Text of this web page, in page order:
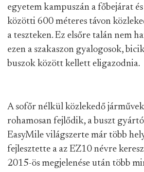
egyetem kampuszán a főbejárat
közötti 600 méteres távon
a teszteken. Ez elsőre talán nem
ezen a szakaszon gyalogosok,
buszok között kellett eligazodnia.
A sofőr nélkül közlekedő
rohamosan fejlődik, a buszt
EasyMile világszerte már több
fejlesztette a az EZ10 névre
2015-ös megjelenése után több